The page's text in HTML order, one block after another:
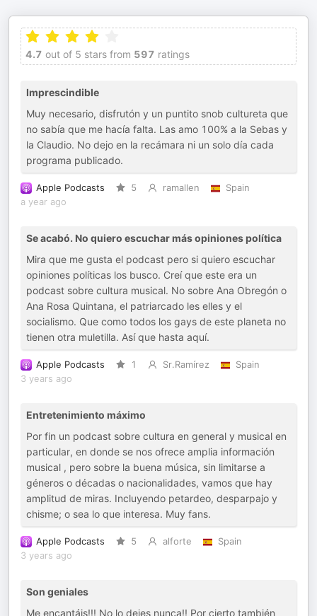
4.7 out of 5 stars from 597 ratings
Imprescindible
Muy necesario, disfrutón y un puntito snob cultureta que
no sabía que me hacía falta. Las amo 100% a la Sebas y
la Claudio. No dejo en la recámara ni un solo día cada
programa publicado.
Apple Podcasts 5 ramallen
Spain
a year ago
Se acabó. No quiero escuchar más opiniones política
Mira que me gusta el podcast pero si quiero escuchar
opiniones políticas los busco. Creí que este era un
podcast sobre cultura musical. No sobre Ana Obregón o
Ana Rosa Quintana, el patriarcado les elles y el
socialismo. Que como todos los gays de este planeta no
tienen otra muletilla. Así que hasta aquí.
Apple Podcasts 1 Sr.Ramírez
Spain
3 years ago
Entretenimiento máximo
Por fin un podcast sobre cultura en general y musical en
particular, en donde se nos ofrece amplia información
musical , pero sobre la buena música, sin limitarse a
géneros o décadas o nacionalidades, vamos que hay
amplitud de miras. Incluyendo petardeo, desparpajo y
chisme; o sea lo que interesa. Muy fans.
Apple Podcasts 5 alforte
Spain
3 years ago
Son geniales
Me encantáis!!! No lo dejes nunca!! Por cierto también